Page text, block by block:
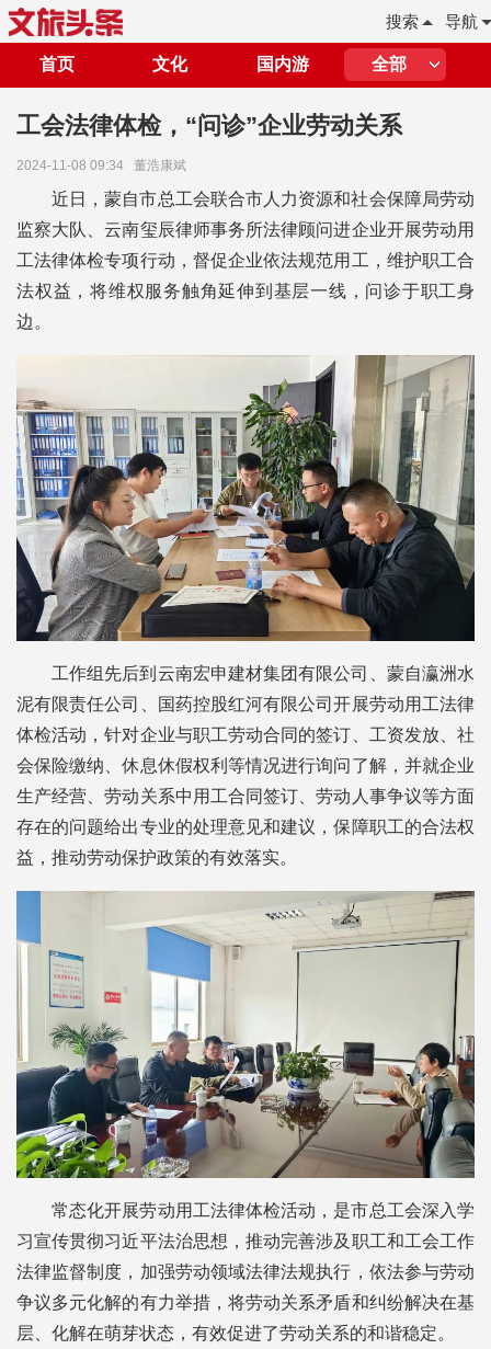
导航
搜索
首页 文化 国内游 全部
工会法律体检，“问诊”企业劳动关系
2024-11-08 09:34 董浩康斌
近日，蒙自市总工会联合市人力资源和社会保障局劳动
监察大队、云南玺辰律师事务所法律顾问进企业开展劳动用
工法律体检专项行动，督促企业依法规范用工，维护职工合
法权益，将维权服务触角延伸到基层一线，问诊于职工身
边。
工作组先后到云南宏申建材集团有限公司、蒙自瀛洲水
泥有限责任公司、国药控股红河有限公司开展劳动用工法律
体检活动，针对企业与职工劳动合同的签订、工资发放、社
会保险缴纳、休息休假权利等情况进行询问了解，并就企业
生产经营、劳动关系中用工合同签订、劳动人事争议等方面
存在的问题给出专业的处理意见和建议，保障职工的合法权
益，推动劳动保护政策的有效落实。
常态化开展劳动用工法律体检活动，是市总工会深入学
习宣传贯彻习近平法治思想，推动完善涉及职工和工会工作
法律监督制度，加强劳动领域法律法规执行，依法参与劳动
争议多元化解的有力举措，将劳动关系矛盾和纠纷解决在基
层、化解在萌芽状态，有效促进了劳动关系的和谐稳定。